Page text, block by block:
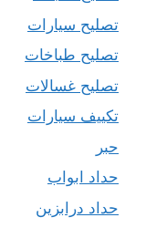
تصليح سيارات
تصليح طباخات
تصليح غسالات
تكييف سيارات
حبر
حداد ابواب
حداد درابزين